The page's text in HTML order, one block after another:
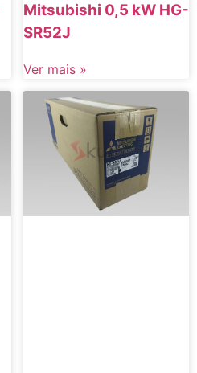
Mitsubishi 0,5 kW HG-
SR52J
Ver mais »